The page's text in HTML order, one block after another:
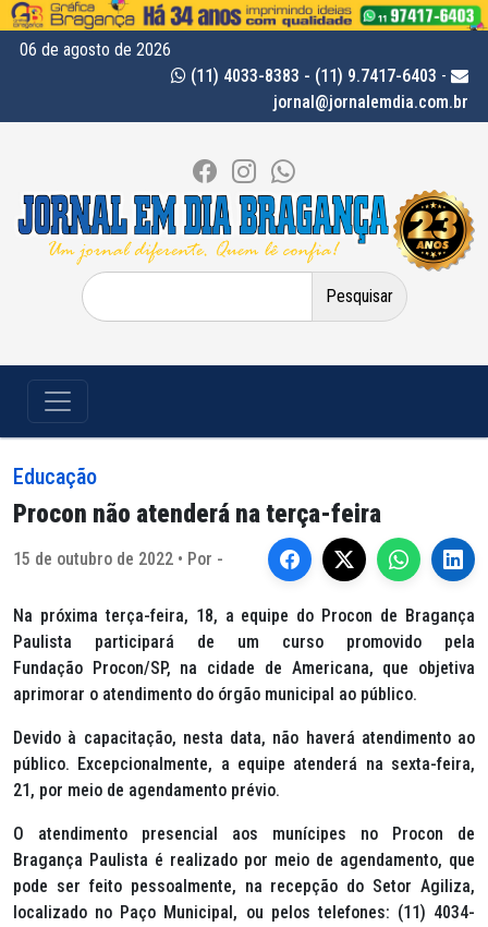
06 de agosto de 2026
(11) 4033-8383 - (11) 9.7417-6403 -
jornal@jornalemdia.com.br
Pesquisar
por:
Educação
Procon não atenderá na terça-feira
15 de outubro de 2022 • Por -
Na próxima terça-feira, 18, a equipe do Procon de Bragança
Paulista participará de um curso promovido pela
Fundação Procon/SP, na cidade de Americana, que objetiva
aprimorar o atendimento do órgão municipal ao público.
Devido à capacitação, nesta data, não haverá atendimento ao
público. Excepcionalmente, a equipe atenderá na sexta-feira,
21, por meio de agendamento prévio.
O atendimento presencial aos munícipes no Procon de
Bragança Paulista é realizado por meio de agendamento, que
pode ser feito pessoalmente, na recepção do Setor Agiliza,
localizado no Paço Municipal, ou pelos telefones: (11) 4034-